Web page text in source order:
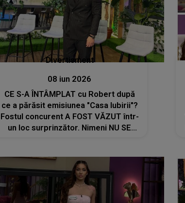
Divertisment
08 iun 2026
CE S-A ÎNTÂMPLAT cu Robert după
ce a părăsit emisiunea "Casa Iubirii"?
Fostul concurent A FOST VĂZUT într-
un loc surprinzător. Nimeni NU SE